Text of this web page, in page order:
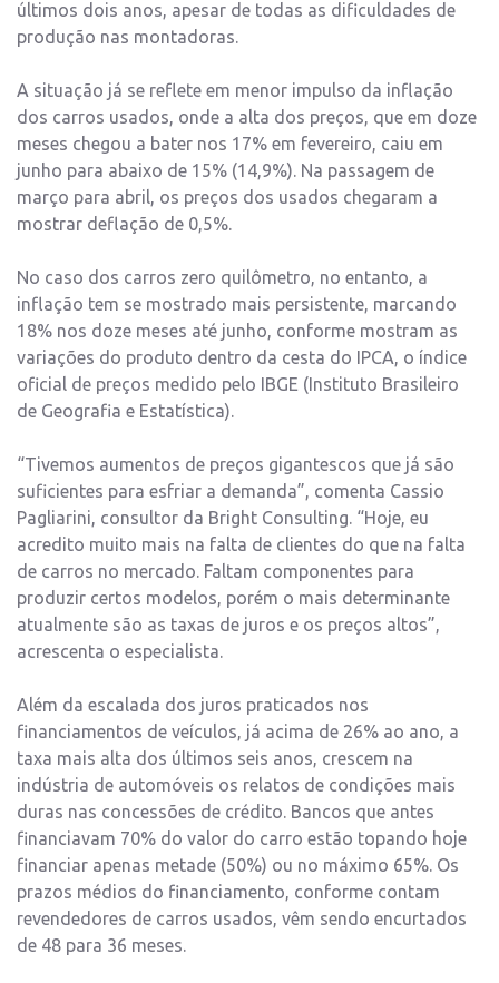
últimos dois anos, apesar de todas as dificuldades de
produção nas montadoras.
A situação já se reflete em menor impulso da inflação
dos carros usados, onde a alta dos preços, que em doze
meses chegou a bater nos 17% em fevereiro, caiu em
junho para abaixo de 15% (14,9%). Na passagem de
março para abril, os preços dos usados chegaram a
mostrar deflação de 0,5%.
No caso dos carros zero quilômetro, no entanto, a
inflação tem se mostrado mais persistente, marcando
18% nos doze meses até junho, conforme mostram as
variações do produto dentro da cesta do IPCA, o índice
oficial de preços medido pelo IBGE (Instituto Brasileiro
de Geografia e Estatística).
“Tivemos aumentos de preços gigantescos que já são
suficientes para esfriar a demanda”, comenta Cassio
Pagliarini, consultor da Bright Consulting. “Hoje, eu
acredito muito mais na falta de clientes do que na falta
de carros no mercado. Faltam componentes para
produzir certos modelos, porém o mais determinante
atualmente são as taxas de juros e os preços altos”,
acrescenta o especialista.
Além da escalada dos juros praticados nos
financiamentos de veículos, já acima de 26% ao ano, a
taxa mais alta dos últimos seis anos, crescem na
indústria de automóveis os relatos de condições mais
duras nas concessões de crédito. Bancos que antes
financiavam 70% do valor do carro estão topando hoje
financiar apenas metade (50%) ou no máximo 65%. Os
prazos médios do financiamento, conforme contam
revendedores de carros usados, vêm sendo encurtados
de 48 para 36 meses.